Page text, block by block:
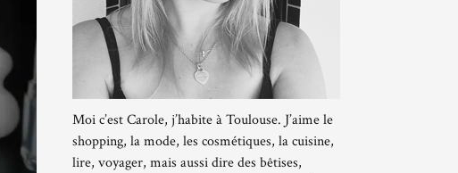
Moi c’est Carole, j’habite à Toulouse. J’aime le
shopping, la mode, les cosmétiques, la cuisine,
lire, voyager, mais aussi dire des bêtises,